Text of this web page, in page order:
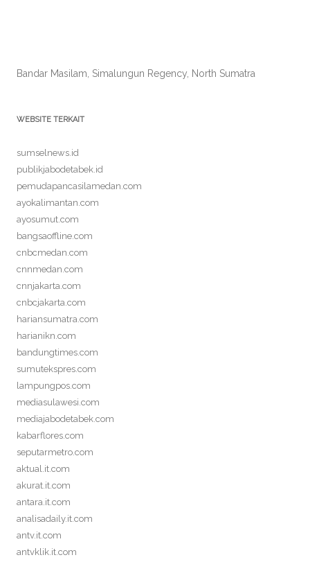
Bandar Masilam, Simalungun Regency, North Sumatra
WEBSITE TERKAIT
sumselnews.id
publikjabodetabek.id
pemudapancasilamedan.com
ayokalimantan.com
ayosumut.com
bangsaoffline.com
cnbcmedan.com
cnnmedan.com
cnnjakarta.com
cnbcjakarta.com
hariansumatra.com
harianikn.com
bandungtimes.com
sumutekspres.com
lampungpos.com
mediasulawesi.com
mediajabodetabek.com
kabarflores.com
seputarmetro.com
aktual.it.com
akurat.it.com
antara.it.com
analisadaily.it.com
antv.it.com
antvklik.it.com